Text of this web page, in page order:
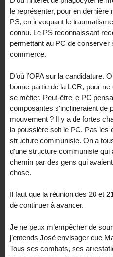
le représenter, pour en dernière
PS, en invoquant le
connu. Le PS reconnaissant
permettant au PC de conserver
commerce.
D’où l’OPA sur la candidature.
bonne partie de la LCR, pour
se méfier. Peut-être le PC
composantes s’inclineraient de
mouvement ? Il y a de fortes
la poussière soit le PC. Pas les
structure communiste. On a
d’une structure communiste
chemin par des gens qui
chose.
Il faut que la réunion des 20 et
de continuer à avancer.
Je ne peux m’empêcher de
j’entends José envisager que
Tous ses combats, ses